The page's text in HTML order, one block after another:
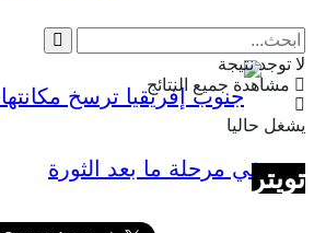
لا توجد نتيجة
مشاهدة جميع النتائج
يشغل حاليا
تويتر